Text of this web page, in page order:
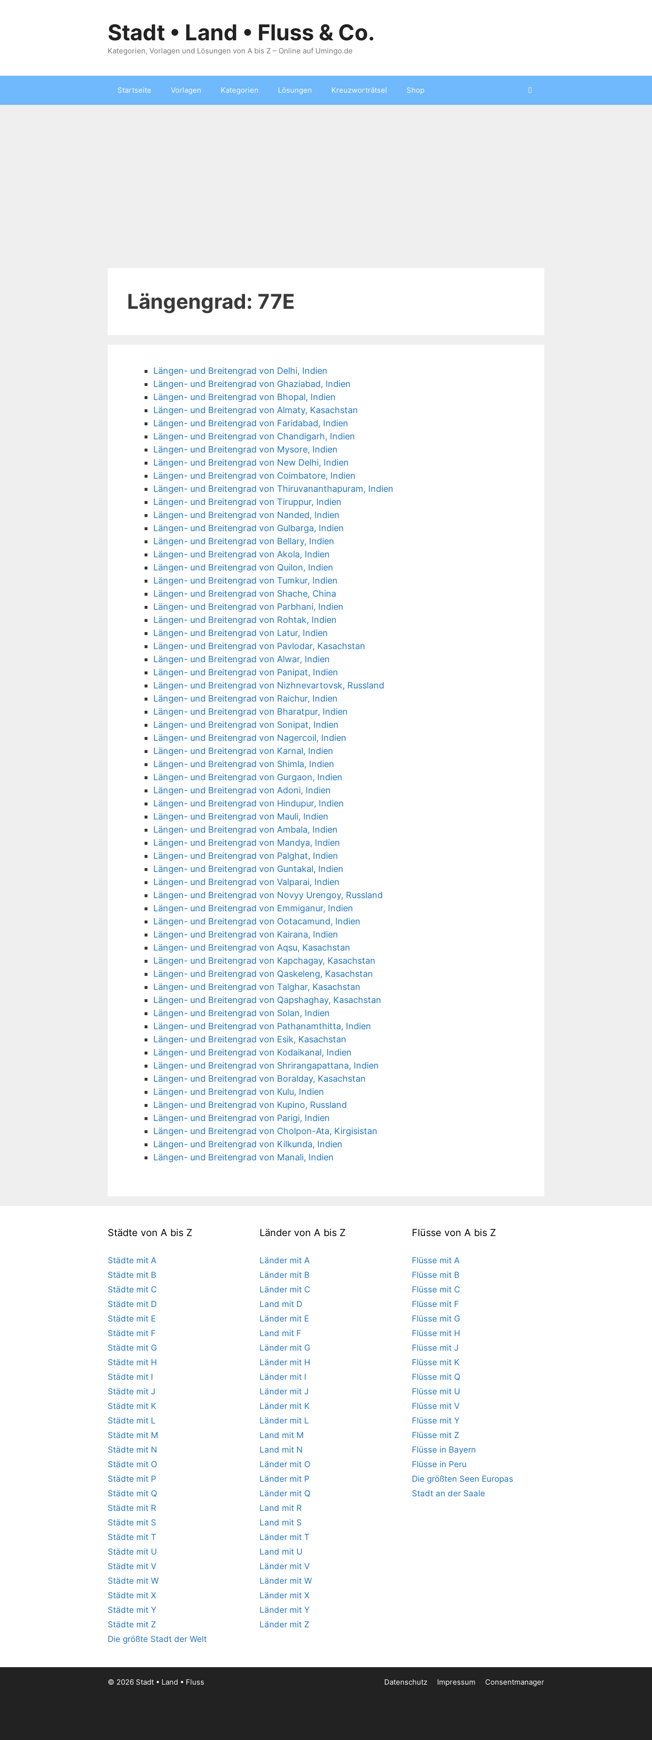
Stadt • Land • Fluss & Co.
Kategorien, Vorlagen und Lösungen von A bis Z – Online auf Umingo.de
Startseite Vorlagen Kategorien Lösungen Kreuzworträtsel Shop
Längengrad: 77E
Längen- und Breitengrad von Delhi, Indien
Längen- und Breitengrad von Ghaziabad, Indien
Längen- und Breitengrad von Bhopal, Indien
Längen- und Breitengrad von Almaty, Kasachstan
Längen- und Breitengrad von Faridabad, Indien
Längen- und Breitengrad von Chandigarh, Indien
Längen- und Breitengrad von Mysore, Indien
Längen- und Breitengrad von New Delhi, Indien
Längen- und Breitengrad von Coimbatore, Indien
Längen- und Breitengrad von Thiruvananthapuram, Indien
Längen- und Breitengrad von Tiruppur, Indien
Längen- und Breitengrad von Nanded, Indien
Längen- und Breitengrad von Gulbarga, Indien
Längen- und Breitengrad von Bellary, Indien
Längen- und Breitengrad von Akola, Indien
Längen- und Breitengrad von Quilon, Indien
Längen- und Breitengrad von Tumkur, Indien
Längen- und Breitengrad von Shache, China
Längen- und Breitengrad von Parbhani, Indien
Längen- und Breitengrad von Rohtak, Indien
Längen- und Breitengrad von Latur, Indien
Längen- und Breitengrad von Pavlodar, Kasachstan
Längen- und Breitengrad von Alwar, Indien
Längen- und Breitengrad von Panipat, Indien
Längen- und Breitengrad von Nizhnevartovsk, Russland
Längen- und Breitengrad von Raichur, Indien
Längen- und Breitengrad von Bharatpur, Indien
Längen- und Breitengrad von Sonipat, Indien
Längen- und Breitengrad von Nagercoil, Indien
Längen- und Breitengrad von Karnal, Indien
Längen- und Breitengrad von Shimla, Indien
Längen- und Breitengrad von Gurgaon, Indien
Längen- und Breitengrad von Adoni, Indien
Längen- und Breitengrad von Hindupur, Indien
Längen- und Breitengrad von Mauli, Indien
Längen- und Breitengrad von Ambala, Indien
Längen- und Breitengrad von Mandya, Indien
Längen- und Breitengrad von Palghat, Indien
Längen- und Breitengrad von Guntakal, Indien
Längen- und Breitengrad von Valparai, Indien
Längen- und Breitengrad von Novyy Urengoy, Russland
Längen- und Breitengrad von Emmiganur, Indien
Längen- und Breitengrad von Ootacamund, Indien
Längen- und Breitengrad von Kairana, Indien
Längen- und Breitengrad von Aqsu, Kasachstan
Längen- und Breitengrad von Kapchagay, Kasachstan
Längen- und Breitengrad von Qaskeleng, Kasachstan
Längen- und Breitengrad von Talghar, Kasachstan
Längen- und Breitengrad von Qapshaghay, Kasachstan
Längen- und Breitengrad von Solan, Indien
Längen- und Breitengrad von Pathanamthitta, Indien
Längen- und Breitengrad von Esik, Kasachstan
Längen- und Breitengrad von Kodaikanal, Indien
Längen- und Breitengrad von Shrirangapattana, Indien
Längen- und Breitengrad von Boralday, Kasachstan
Längen- und Breitengrad von Kulu, Indien
Längen- und Breitengrad von Kupino, Russland
Längen- und Breitengrad von Parigi, Indien
Längen- und Breitengrad von Cholpon-Ata, Kirgisistan
Längen- und Breitengrad von Kilkunda, Indien
Längen- und Breitengrad von Manali, Indien
Städte von A bis Z
Städte mit A
Städte mit B
Städte mit C
Städte mit D
Städte mit E
Städte mit F
Städte mit G
Städte mit H
Städte mit I
Städte mit J
Städte mit K
Städte mit L
Städte mit M
Städte mit N
Städte mit O
Städte mit P
Städte mit Q
Städte mit R
Städte mit S
Städte mit T
Städte mit U
Städte mit V
Städte mit W
Städte mit X
Städte mit Y
Städte mit Z
Die größte Stadt der Welt
Länder von A bis Z
Länder mit A
Länder mit B
Länder mit C
Land mit D
Länder mit E
Land mit F
Länder mit G
Länder mit H
Länder mit I
Länder mit J
Länder mit K
Länder mit L
Land mit M
Land mit N
Länder mit O
Länder mit P
Länder mit Q
Land mit R
Land mit S
Länder mit T
Land mit U
Länder mit V
Länder mit W
Länder mit X
Länder mit Y
Länder mit Z
Flüsse von A bis Z
Flüsse mit A
Flüsse mit B
Flüsse mit C
Flüsse mit F
Flüsse mit G
Flüsse mit H
Flüsse mit J
Flüsse mit K
Flüsse mit Q
Flüsse mit U
Flüsse mit V
Flüsse mit Y
Flüsse mit Z
Flüsse in Bayern
Flüsse in Peru
Die größten Seen Europas
Stadt an der Saale
Datenschutz Impressum Consentmanager
© 2026 Stadt • Land • Fluss